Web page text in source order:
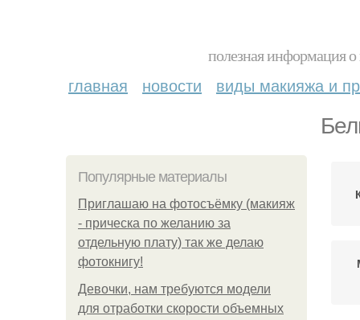
полезная информация
главная новости виды макияжа и
Популярные материалы
Приглашаю на фотосъёмку (макияж
- прическа по желанию за
отдельную плату) так же делаю
фотокнигу!
Девочки, нам требуются модели
для отработки скорости объемных